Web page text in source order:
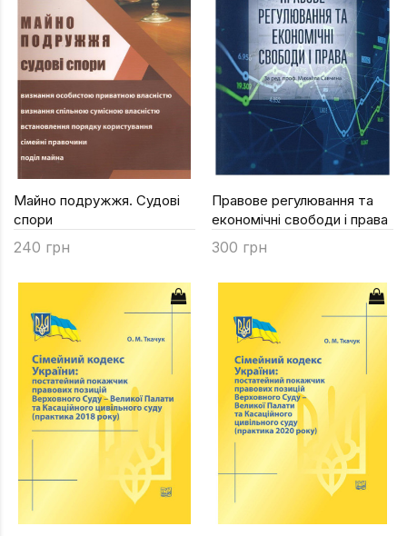
Майно подружжя. Судові
спори
240 грн
Правове регулювання та
економічні свободи і права
300 грн